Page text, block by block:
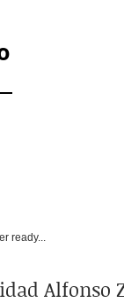
ready...